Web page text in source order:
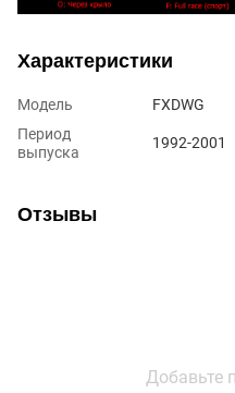
Характеристики
Модель
FXDWG
Период
выпуска
1992-2001
Отзывы
Добавьте